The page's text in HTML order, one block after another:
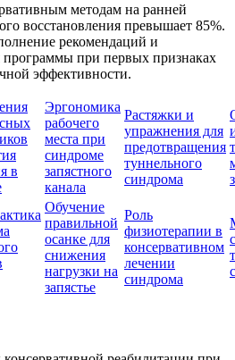
методам на ранней
восстановления превышает 85%.
рекомендаций и
программы при первых признаках
эффективности.
в
Эргономика
рабочего
места при
синдроме
запястного
канала
Растяжки и
упражнения для
предотвращения
туннельного
синдрома
Обучение
правильной
осанке для
снижения
нагрузки на
запястье
Роль
физиотерапии в
консервативном
лечении
синдрома